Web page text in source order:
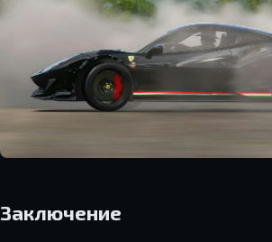
Заключение